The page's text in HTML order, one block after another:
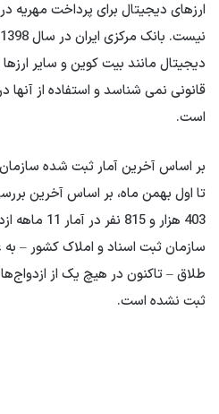
ارزهای دیجیتال برای پرداخت مهریه
دیجیتال مانند بیت کوین و سایر
قانونی نمی شناسد و استفاده از
است.
تا اول بهمن ماه، بر اساس آخرین
403 هزار و
سازمان ثبت اسناد و املاک کشور – به
طلاق – تاکنون در هیچ یک از
ثبت نشده است.